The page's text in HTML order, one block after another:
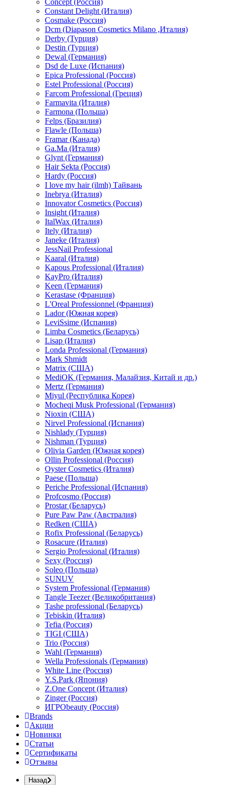
Concept (Россия)
Constant Delight (Италия)
Cosmake (Россия)
Dcm (Diapason Cosmetics Milano ,Италия)
Derby (Турция)
Destin (Турция)
Dewal (Германия)
Dsd de Luxe (Испания)
Epica Professional (Россия)
Estel Professional (Россия)
Farcom Professional (Греция)
Farmavita (Италия)
Farmona (Польша)
Felps (Бразилия)
Flawle (Польша)
Framar (Канада)
Ga.Ma (Италия)
Glynt (Германия)
Hair Sekta (Россия)
Hardy (Россия)
I love my hair (ilmh) Тайвань
Inebrya (Италия)
Innovator Cosmetics (Россия)
Insight (Италия)
ItalWax (Италия)
Itely (Италия)
Janeke (Италия)
JessNail Professional
Kaaral (Италия)
Kapous Professional (Италия)
KayPro (Италия)
Keen (Германия)
Kerastase (Франция)
L'Oreal Professionnel (Франция)
Lador (Южная корея)
LeviSsime (Испания)
Limba Cosmetics (Беларусь)
Lisap (Италия)
Londa Professional (Германия)
Mark Shmidt
Matrix (США)
MediOK (Германия, Малайзия, Китай и др.)
Mertz (Германия)
Miyul (Республика Корея)
Mocheqi Musk Professional (Германия)
Nioxin (США)
Nirvel Professional (Испания)
Nishlady (Турция)
Nishman (Турция)
Olivia Garden (Южная корея)
Ollin Professional (Россия)
Oyster Cosmetics (Италия)
Paese (Польша)
Periche Professional (Испания)
Profcosmo (Россия)
Prostar (Беларусь)
Pure Paw Paw (Австралия)
Redken (США)
Rofix Professional (Беларусь)
Rosacure (Италия)
Sergio Professional (Италия)
Sexy (Россия)
Soleo (Польша)
SUNUV
System Professional (Германия)
Tangle Teezer (Великобритания)
Tashe professional (Беларусь)
Tebiskin (Италия)
Tefia (Россия)
TIGI (США)
Trio (Россия)
Wahl (Германия)
Wella Professionals (Германия)
White Line (Россия)
Y.S.Park (Япония)
Z.One Concept (Италия)
Zinger (Россия)
ИГРОbeauty (Россия)
Brands
Акции
Новинки
Статьи
Сертификаты
Отзывы
Назад